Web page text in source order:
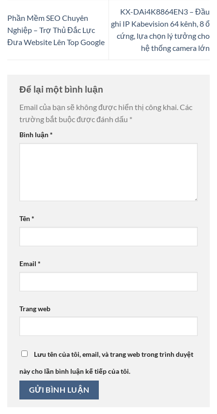
Phần Mềm SEO Chuyên
Nghiệp – Trợ Thủ Đắc Lực
Đưa Website Lên Top Google
KX-DAi4K8864EN3 – Đầu
ghi IP Kabevision 64 kênh, 8 ổ
cứng, lựa chọn lý tưởng cho
hệ thống camera lớn
Để lại một bình luận
Email của bạn sẽ không được hiển thị công khai.Các
trường bắt buộc được đánh dấu *
Bình luận*
Tên*
Email *
Trang web
Lưu tên của tôi, email, và trang web trong trình duyệt
này cho lần bình luận kế tiếp của tôi.